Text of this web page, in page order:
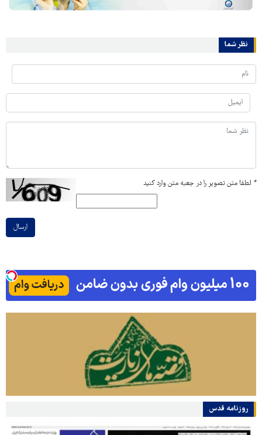
نظر شما
* لطفا متن تصویر را در جعبه متن وارد کنید
ارسال
روزنامه قدس